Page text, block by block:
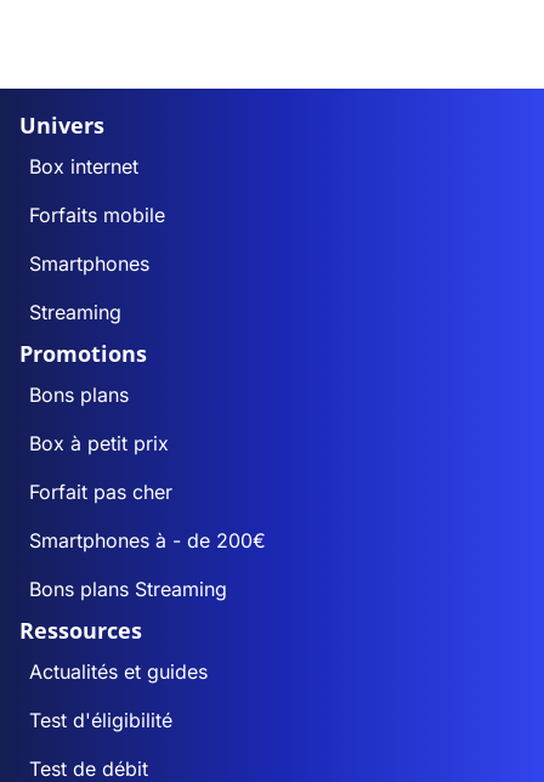
Univers
Box internet
Forfaits mobile
Smartphones
Streaming
Promotions
Bons plans
Box à petit prix
Forfait pas cher
Smartphones à - de 200€
Bons plans Streaming
Ressources
Actualités et guides
Test d'éligibilité
Test de débit